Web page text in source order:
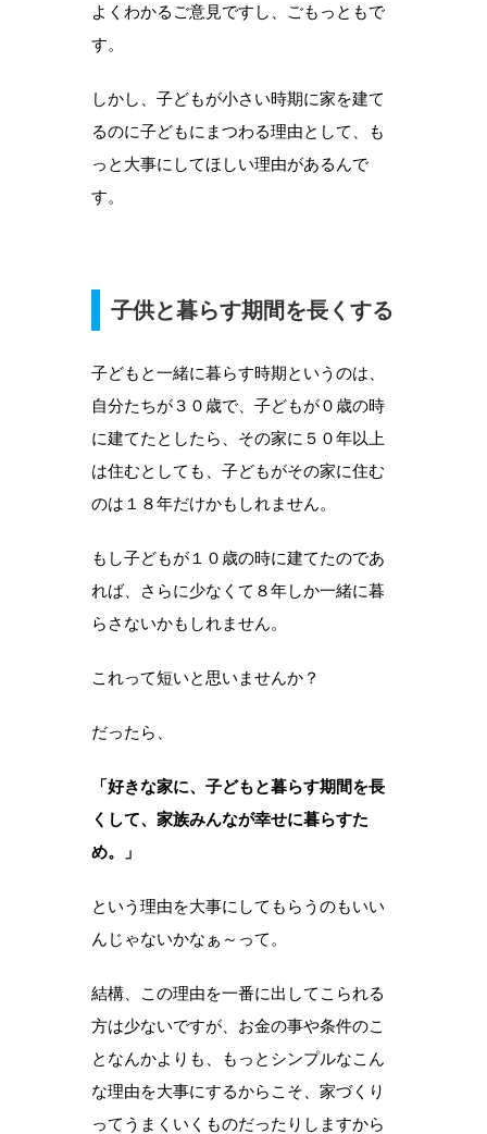
よくわかるご意見ですし、ごもっともで
す。
しかし、子どもが小さい時期に家を建て
るのに子どもにまつわる理由として、も
っと大事にしてほしい理由があるんで
す。
子供と暮らす期間を長くする
子どもと一緒に暮らす時期というのは、
自分たちが３０歳で、子どもが０歳の時
に建てたとしたら、その家に５０年以上
は住むとしても、子どもがその家に住む
のは１８年だけかもしれません。
もし子どもが１０歳の時に建てたのであ
れば、さらに少なくて８年しか一緒に暮
らさないかもしれません。
これって短いと思いませんか？
だったら、
「好きな家に、子どもと暮らす期間を長
くして、家族みんなが幸せに暮らすた
め。」
という理由を大事にしてもらうのもいい
んじゃないかなぁ～って。
結構、この理由を一番に出してこられる
方は少ないですが、お金の事や条件のこ
となんかよりも、もっとシンプルなこん
な理由を大事にするからこそ、家づくり
ってうまくいくものだったりしますから